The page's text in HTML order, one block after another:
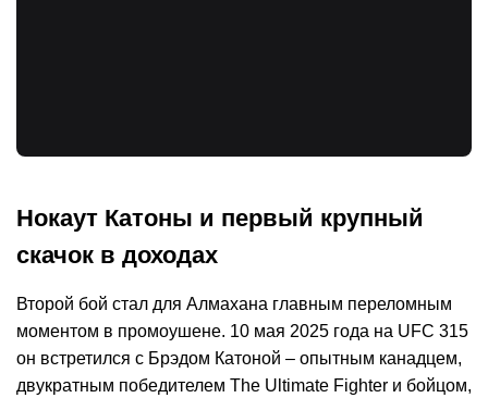
Нокаут Катоны и первый крупный
скачок в доходах
Второй бой стал для Алмахана главным переломным
моментом в промоушене. 10 мая 2025 года на UFC 315
он встретился с Брэдом Катоной – опытным канадцем,
двукратным победителем The Ultimate Fighter и бойцом,